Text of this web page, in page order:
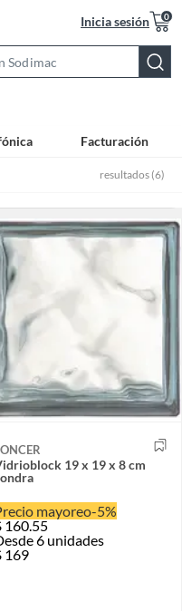
Inicia sesión 0
Bar
Facturación
resultados (6)
19 x 19 x 8 cm
mayoreo-5%
160.55
6 unidades
169